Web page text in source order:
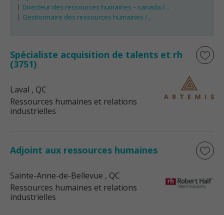
Directeur des ressources humaines – canada /...
Gestionnaire des ressources humaines /...
Spécialiste acquisition de talents et rh
(3751)
Laval , QC
Ressources humaines et relations
industrielles
Adjoint aux ressources humaines
Sainte-Anne-de-Bellevue , QC
Ressources humaines et relations
industrielles